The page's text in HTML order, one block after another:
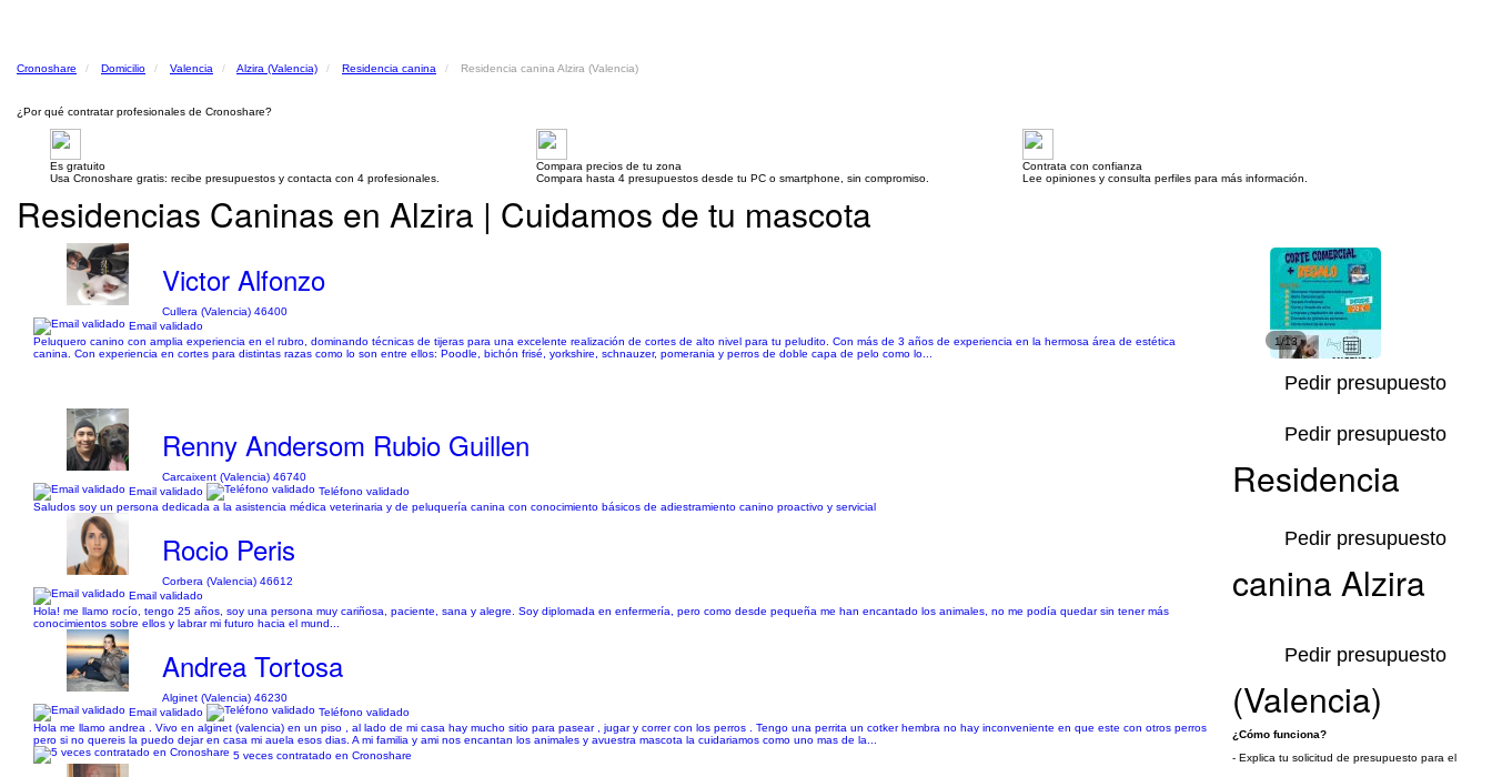
Cronoshare Domicilio Valencia Alzira (Valencia) Residencia canina Residencia canina Alzira (Valencia)
¿Por qué contratar profesionales de Cronoshare?
Es gratuito
Usa Cronoshare gratis: recibe presupuestos y contacta con 4 profesionales.
Compara precios de tu zona
Compara hasta 4 presupuestos desde tu PC o smartphone, sin compromiso.
Contrata con confianza
Lee opiniones y consulta perfiles para más información.
Residencias Caninas en Alzira | Cuidamos de tu mascota
Victor Alfonzo
Cullera (Valencia) 46400
Email validado
Peluquero canino con amplia experiencia en el rubro, dominando técnicas de tijeras para una excelente realización de cortes de alto nivel para tu peludito. Con más de 3 años de experiencia en la hermosa área de estética
canina. Con experiencia en cortes para distintas razas como lo son entre ellos: Poodle, bichón frisé, yorkshire, schnauzer, pomerania y perros de doble capa de pelo como lo...
1/13
Pedir presupuesto
Renny Andersom Rubio Guillen
Carcaixent (Valencia) 46740
Email validado
Teléfono validado
Saludos soy un persona dedicada a la asistencia médica veterinaria y de peluquería canina con conocimiento básicos de adiestramiento canino proactivo y servicial
Pedir presupuesto
Rocio Peris
Corbera (Valencia) 46612
Email validado
Hola! me llamo rocío, tengo 25 años, soy una persona muy cariñosa, paciente, sana y alegre. Soy diplomada en enfermería, pero como desde pequeña me han encantado los animales, no me podía quedar sin tener más
conocimientos sobre ellos y labrar mi futuro hacia el mund...
Pedir presupuesto
Andrea Tortosa
Alginet (Valencia) 46230
Email validado
Teléfono validado
Hola me llamo andrea . Vivo en alginet (valencia) en un piso , al lado de mi casa hay mucho sitio para pasear , jugar y correr con los perros . Tengo una perrita un cotker hembra no hay inconveniente en que este con otros perros
pero si no quereis la puedo dejar en casa mi auela esos dias. A mi familia y ami nos encantan los animales y avuestra mascota la cuidariamos como uno mas de la...
5 veces contratado en Cronoshare
Pedir presupuesto
Residencia
canina Alzira
(Valencia)
¿Cómo funciona?
- Explica tu solicitud de presupuesto para el